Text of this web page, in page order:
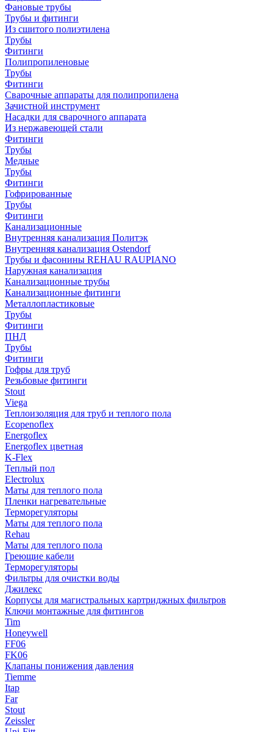
Фановые трубы
Трубы и фитинги
Из сшитого полиэтилена
Трубы
Фитинги
Полипропиленовые
Трубы
Фитинги
Сварочные аппараты для полипропилена
Зачистной инструмент
Насадки для сварочного аппарата
Из нержавеющей стали
Фитинги
Трубы
Медные
Трубы
Фитинги
Гофрированные
Трубы
Фитинги
Канализационные
Внутренняя канализация Политэк
Внутренняя канализация Ostendorf
Трубы и фасонины REHAU RAUPIANO
Наружная канализация
Канализационные трубы
Канализационные фитинги
Металлопластиковые
Трубы
Фитинги
ПНД
Трубы
Фитинги
Гофры для труб
Резьбовые фитинги
Stout
Viega
Теплоизоляция для труб и теплого пола
Ecopenoflex
Energoflex
Energoflex цветная
K-Flex
Теплый пол
Electrolux
Маты для теплого пола
Пленки нагревательные
Терморегуляторы
Маты для теплого пола
Rehau
Маты для теплого пола
Греющие кабели
Терморегуляторы
Фильтры для очистки воды
Джилекс
Корпусы для магистральных картриджных фильтров
Ключи монтажные для фитингов
Tim
Honeywell
FF06
FK06
Клапаны понижения давления
Tiemme
Itap
Far
Stout
Zeissler